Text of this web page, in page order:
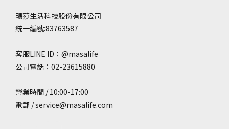
瑪莎生活科技股份有限公司
統一編號:83763587
客服LINE ID：@masalife
公司電話：02-23615880
營業時間 / 10:00-17:00
電郵 / service@masalife.com